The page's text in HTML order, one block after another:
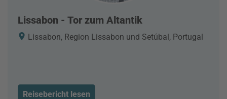
Lissabon - Tor zum Altantik
Lissabon, Region Lissabon und Setúbal, Portugal
Reisebericht lesen